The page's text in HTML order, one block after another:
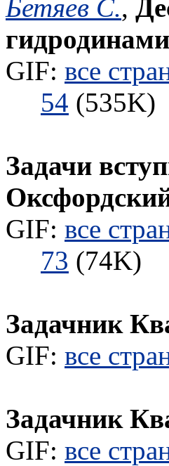
Бетяев С.,
GIF: все
54
Задачи
GIF: все
73 (74K)
Задачник
GIF: все
Задачник
GIF: все